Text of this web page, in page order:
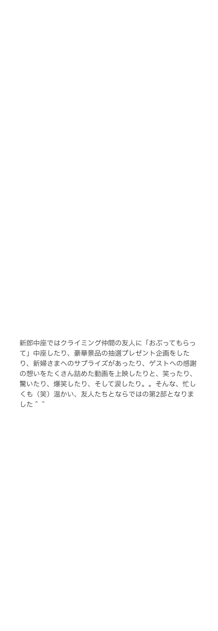
新郎中座ではクライミング仲間の友人に「おぶってもらっ
て」中座したり、豪華景品の抽選プレゼント企画をした
り、新婦さまへのサプライズがあったり、ゲストへの感謝
の想いをたくさん詰めた動画を上映したりと、笑ったり、
驚いたり、爆笑したり、そして涙したり。。そんな、忙し
くも（笑）温かい、友人たちとならではの第2部となりま
した＾＾